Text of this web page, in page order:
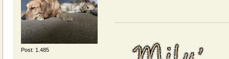
Post: 1.485